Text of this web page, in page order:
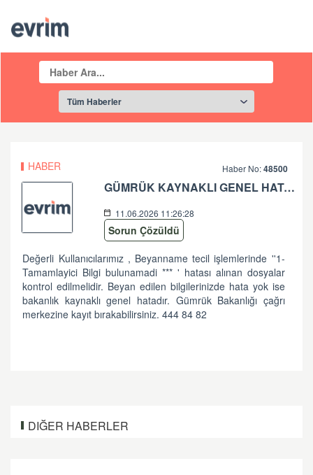
HABER Haber No:48500
GÜMRÜK KAYNAKLI GENEL HATA HK
11.06.2026 11:26:28
Sorun Çözüldü
Değerli Kullanıcılarımız , Beyanname tecil işlemlerinde ''1-
Tamamlayici Bilgi bulunamadi *** ' hatası alınan dosyalar
kontrol edilmelidir. Beyan edilen bilgilerinizde hata yok ise
bakanlık kaynaklı genel hatadır. Gümrük Bakanlığı çağrı
merkezine kayıt bırakabilirsiniz. 444 84 82
DIĞER HABERLER